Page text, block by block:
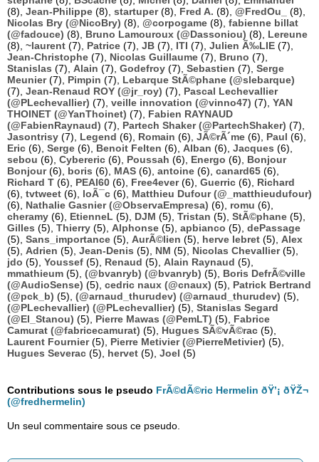
(8), Jean-Philippe (8), startuper(8), Fred A. (8), @FredOu_
(8),
Nicolas Bry (@NicoBry) (8), @corpogame (8), fabienne billat
(@fadouce) (8), Bruno Lamouroux (@Dassoniou) (8), Lereune
(8), ~laurent (7), Patrice (7), JB (7), ITI (7), Julien Ã‰LIE (7),
Jean-Christophe (7), Nicolas Guillaume (7), Bruno (7),
Stanislas (7), Alain (7), Godefroy (7), Sebastien (7), Serge
Meunier(7), Pimpin (7), Lebarque StÃ©phane (@slebarque)
(7), Jean-Renaud ROY (@jr_roy) (7), Pascal Lechevallier
(@PLechevallier) (7), veille innovation (@vinno47) (7), YAN
THOINET (@YanThoinet) (7), Fabien RAYNAUD
(@FabienRaynaud) (7), Partech Shaker (@PartechShaker) (7),
Jasontrisy (7), Legend (6), Romain (6), JÃ©rÃ´me (6), Paul (6),
Eric (6), Serge (6), Benoit Felten (6), Alban (6), Jacques (6),
sebou (6), Cybereric (6), Poussah (6), Energo (6), Bonjour
Bonjour(6), boris (6), MAS (6), antoine (6), canard65 (6),
Richard T (6), PEAI60 (6), Free4ever(6), Guerric (6), Richard
(6), tvtweet (6), loÃ¯c (6), Matthieu Dufour (@_matthieudufour)
(6), Nathalie Gasnier (@ObservaEmpresa) (6), romu (6),
cheramy (6), EtienneL (5), DJM (5), Tristan (5), StÃ©phane (5),
Gilles (5), Thierry (5), Alphonse (5), apbianco (5), dePassage
(5), Sans_importance (5), AurÃ©lien (5), herve lebret (5), Alex
(5), Adrien (5), Jean-Denis (5), NM (5), Nicolas Chevallier(5),
jdo (5), Youssef (5), Renaud (5), Alain Raynaud (5),
mmathieum (5), (@bvanryb) (@bvanryb) (5), Boris DefrÃ©ville
(@AudioSense) (5), cedric naux (@cnaux) (5), Patrick Bertrand
(@pck_b) (5), (@arnaud_thurudev) (@arnaud_thurudev) (5),
(@PLechevallier) (@PLechevallier) (5), Stanislas Segard
(@El_Stanou) (5), Pierre Mawas (@PemLT) (5), Fabrice
Camurat (@fabricecamurat) (5), Hugues SÃ©vÃ©rac (5),
Laurent Fournier(5), Pierre Metivier (@PierreMetivier) (5),
Hugues Severac (5), hervet (5), Joel (5)
Contributions sous le pseudo FrÃ©dÃ©ric Hermelin ðŸ’¡ ðŸŽ¬
(@fredhermelin)
Un seul commentaire sous ce pseudo.